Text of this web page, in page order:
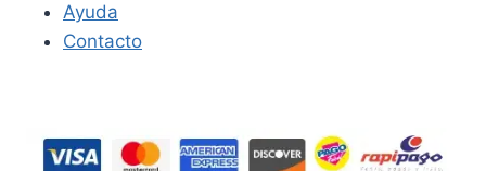
Ayuda
Contacto